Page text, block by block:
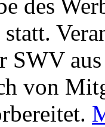
des
SWV
von